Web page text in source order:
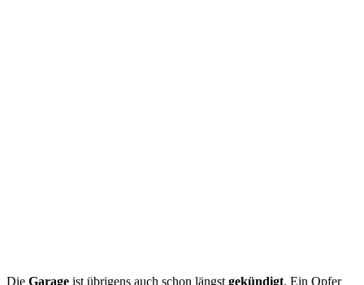
Die Garage ist übrigens auch schon längst gekündigt. Ein Opfer